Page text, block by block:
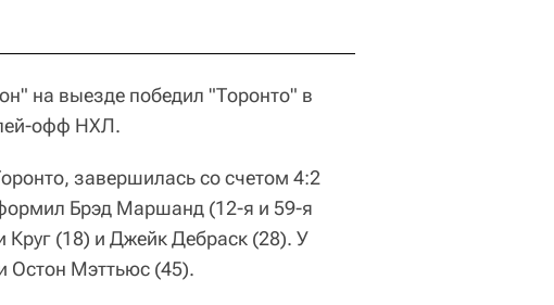
на выезде победил "Торонто" в
офф НХЛ.
завершилась со счетом 4:2
Брэд Маршанд (12-я и 59-я
(18) и Джейк Дебраск (28). У
Остон Мэттьюс (45).